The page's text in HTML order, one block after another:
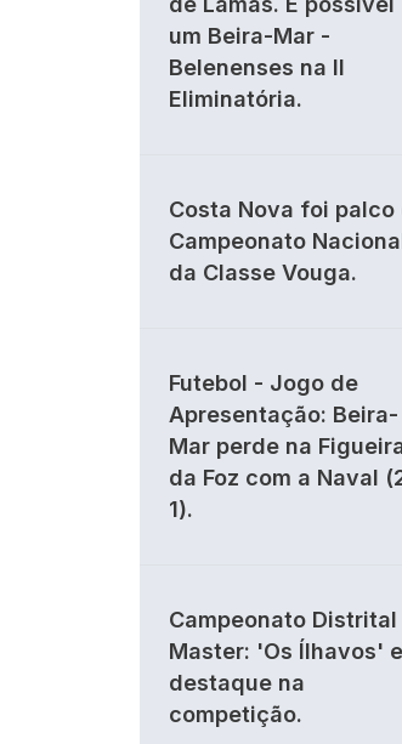
um Beira-Mar -
Belenenses na II
Eliminatória.
Costa Nova foi palco
Campeonato
da Classe Vouga.
Futebol - Jogo de
Apresentação: Beira-
Mar perde na
da Foz com a Naval
1).
Campeonato Distrital
Master: 'Os Ílhavos'
destaque na
competição.